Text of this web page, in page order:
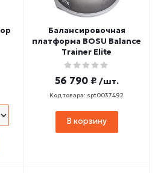
Балансировочная
платформа BOSU Balance
Trainer Elite
56 790 ₽ /шт.
Код товара: spt0037492
В корзину